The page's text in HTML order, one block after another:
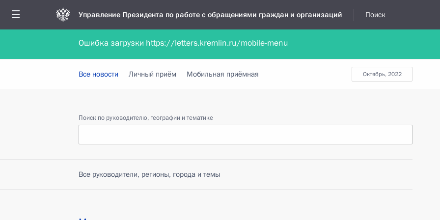
Управление Президента по работе с обращениями граждан и организаций Поиск
Обратиться в форме электронного документа Обратиться в устной форме
октябрь, 2022
Все новости Личный приём Мобильная приёмная
Поиск по руководителю, географии и тематике
Все руководители, регионы, города и темы
Ошибка загрузки https://letters.kremlin.ru/mobile-menu